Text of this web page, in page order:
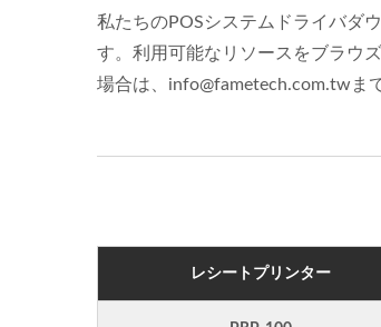
私たちのPOSシステムドライバダ
す。利用可能なリソースをブラウ
場合は、info@fametech.com.twま
レシートプリンター